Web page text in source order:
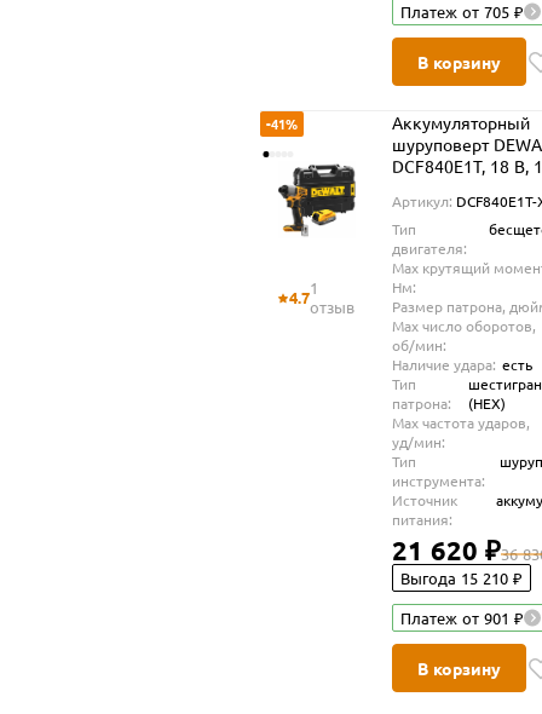
Платеж от 705 ₽
В корзину
-41%
4.71
отзыв
Аккумуляторный
шуруповерт
DCF840E1T, 18 В,
1.7 Ач, без ЗУ, в
TSTAK
Артикул: DCF840E1T-
Тип
двигателя:
Max крутящий
Нм:
Размер патрона,
Max число оборотов,
об/мин:
Наличие удара: есть
Тип
патрона:
(HEX)
Max частота ударов,
уд/мин:
Тип
инструмента:
Источник
питания:
21 620 ₽36
Выгода 15 210 ₽
Платеж от 901 ₽
В корзину